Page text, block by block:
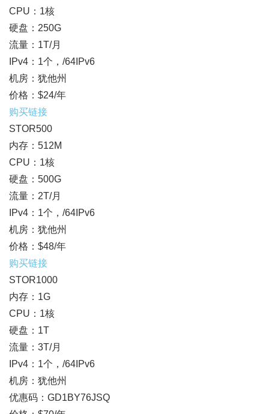
CPU：1核
硬盘：250G
流量：1T/月
IPv4：1个，/64IPv6
机房：犹他州
价格：$24/年
购买链接
STOR500
内存：512M
CPU：1核
硬盘：500G
流量：2T/月
IPv4：1个，/64IPv6
机房：犹他州
价格：$48/年
购买链接
STOR1000
内存：1G
CPU：1核
硬盘：1T
流量：3T/月
IPv4：1个，/64IPv6
机房：犹他州
优惠码：GD1BY76JSQ